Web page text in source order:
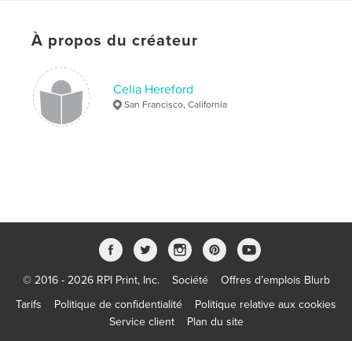
À propos du créateur
Celia Hereford
San Francisco, California
© 2016 - 2026 RPI Print, Inc. Société
Offres d’emplois Blurb
Tarifs
Politique de confidentialité
Politique relative aux cookies
Service client
Plan du site